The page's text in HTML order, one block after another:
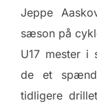
Jeppe
sæson på
U17 mester i
de et
tidligere